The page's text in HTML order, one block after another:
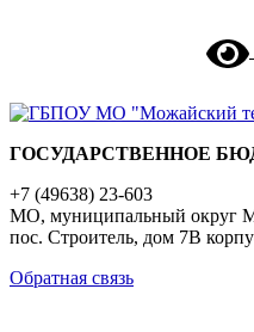
ГОСУДАРСТВЕННОЕ
+7 (49638) 23-603
МО, муниципальный округ
пос. Строитель, дом 7В
Обратная связь